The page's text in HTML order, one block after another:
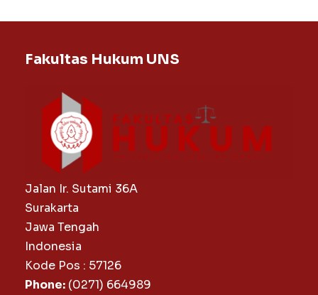
Fakultas Hukum UNS
Jalan Ir. Sutami 36A
Surakarta
Jawa Tengah
Indonesia
Kode Pos : 57126
Phone: (0271) 664989